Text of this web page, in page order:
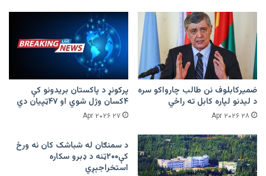
ضمیرکابلوف نن طالب چارواکو سره
د لیدنو لپاره کابل ته راځي
۲۸ Apr ۲۰۲۶
پرکونړ د پاکستان بریدونو کې
۴کسان وژل شوي او ۴۷ټپیان دي
۲۷ Apr ۲۰۲۶
د سمنګان له شباشک کان نه ورځ
کې۲۰۰ټنه د ډبرو سکاره
استخراجېږي